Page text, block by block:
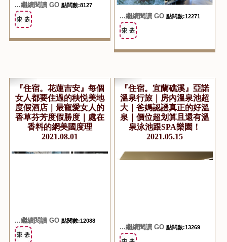
...繼續閱讀 GO 點閱數:8127
...繼續閱讀 GO 點閱數:12271
『住宿。花蓮吉安』每個
女人都要住過的秧悦美地
度假酒店｜最寵愛女人的
香草芬芳度假勝度｜處在
香料的網美國度理
2021.08.01
...繼續閱讀 GO 點閱數:12088
『住宿。宜蘭礁溪』亞諾
溫泉行旅｜房內溫泉池超
大｜爸媽認證真正的好溫
泉｜價位超划算且還有溫
泉泳池跟SPA樂園！
2021.05.15
...繼續閱讀 GO 點閱數:13269